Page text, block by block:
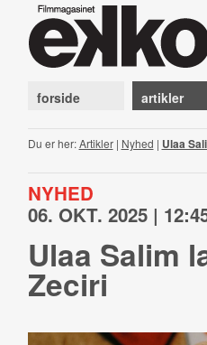
forside artikler
Du er her:Artikler| Nyhed | Ulaa
NYHED
06. OKT. 2025 |
Ulaa Salim
Zeciri